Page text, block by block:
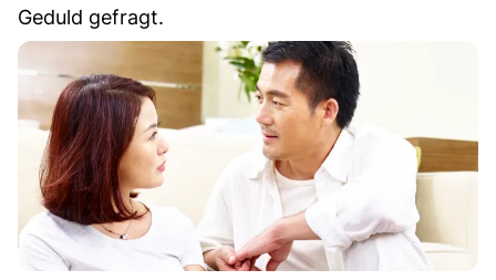
Geduld gefragt.